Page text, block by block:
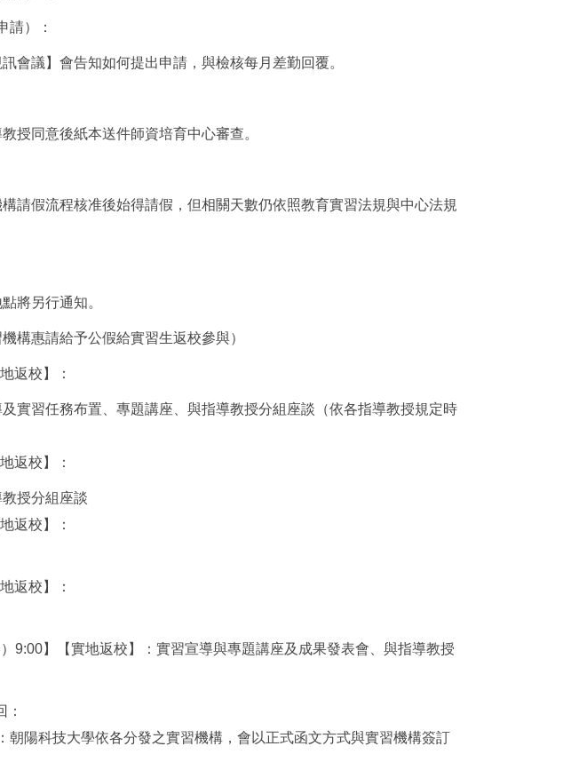
請）：
會議】會告知如何提出申請，與檢核每月差勤回覆。
授同意後紙本送件師資培育中心審查。
請假流程核准後始得請假，但相關天數仍依照教育實習法規與中心法規
將另行通知。
構惠請給予公假給實習生返校參與）
返校】：
實習任務布置、專題講座、與指導教授分組座談（依各指導教授規定時
返校】：
授分組座談
返校】：
返校】：
9:00】【實地返校】：實習宣導與專題講座及成果發表會、與指導教授
朝陽科技大學依各分發之實習機構，會以正式函文方式與實習機構簽訂